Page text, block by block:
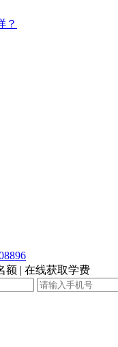
？
额 | 在线获取学费